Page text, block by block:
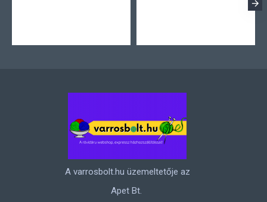
A varrosbolt.hu üzemeltetője az
Apet Bt.